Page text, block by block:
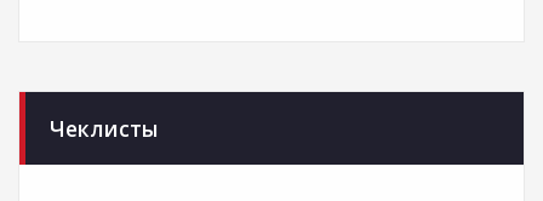
Чеклисты